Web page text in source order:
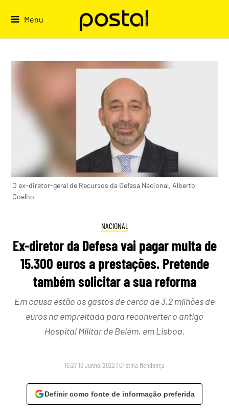
Menu
O ex-diretor-geral de Recursos da Defesa Nacional, Alberto
Coelho
NACIONAL
Ex-diretor da Defesa vai pagar multa de
15.300 euros a prestações. Pretende
também solicitar a sua reforma
Em causa estão os gastos de cerca de 3,2 milhões de
euros na empreitada para reconverter o antigo
Hospital Militar de Belém, em Lisboa.
10:27 10 Junho, 2022 | Cristina Mendonça
Definir como fonte de informação preferida